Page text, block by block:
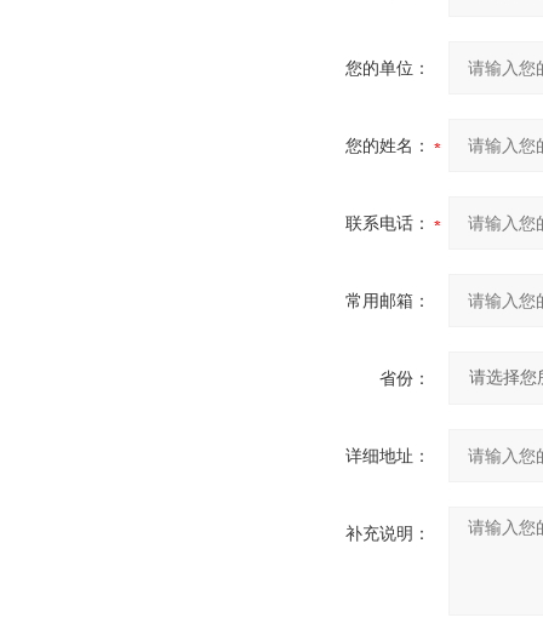
您的单位：
您的姓名：
联系电话：
常用邮箱：
省份：
详细地址：
补充说明：